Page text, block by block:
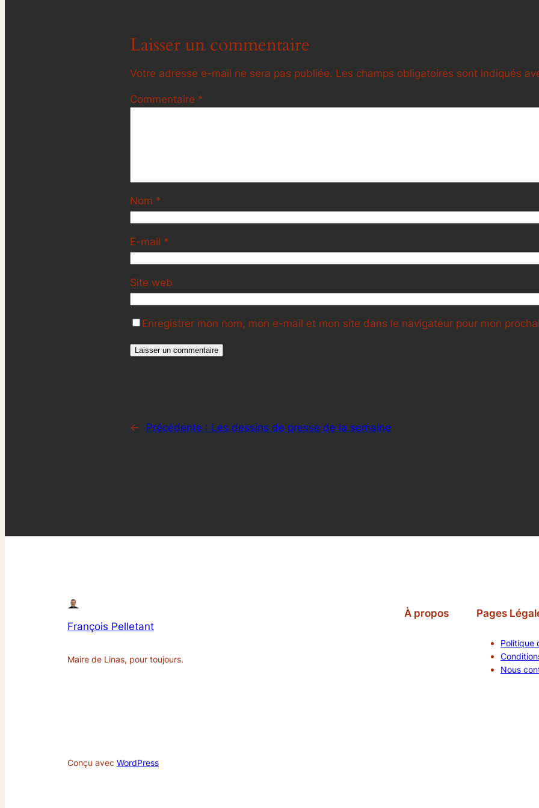
Laisser un commentaire
Votre adresse e-mail ne sera pas publiée. Les champs obligatoires sont indiqués
Commentaire *
Nom *
E-mail *
Site web
Enregistrer mon nom, mon e-mail et mon site dans le navigateur pour mon
← Précédente : Les dessins de presse de la semaine
François Pelletant
Maire de Linas, pour toujours.
À propos Pages
Politique
Nous
Conçu avec WordPress